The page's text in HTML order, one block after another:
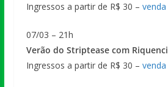
Ingressos a partir de R$ 30 –
07/03 – 21h
Verão do Striptease com
Ingressos a partir de R$ 30 –